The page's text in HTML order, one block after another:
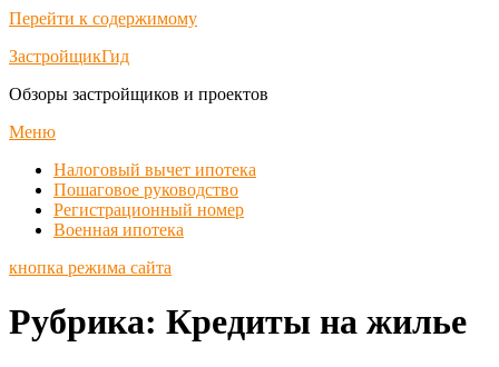
Перейти к содержимому
ЗастройщикГид
Обзоры застройщиков и проектов
Меню
Налоговый вычет ипотека
Пошаговое руководство
Регистрационный номер
Военная ипотека
кнопка режима сайта
Рубрика: Кредиты на жилье